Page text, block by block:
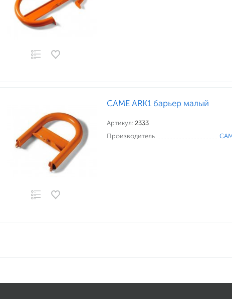
CAME ARK1 барьер малый
Артикул: 2333
Производитель